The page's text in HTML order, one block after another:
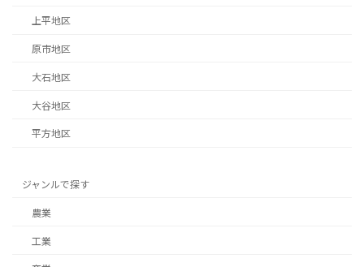
上平地区
原市地区
大石地区
大谷地区
平方地区
ジャンルで探す
農業
工業